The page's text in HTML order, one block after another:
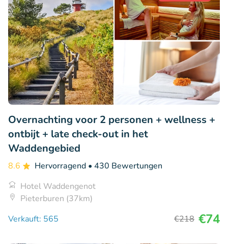
Overnachting voor 2 personen + wellness +
ontbijt + late check-out in het
Waddengebied
8.6 Hervorragend • 430 Bewertungen
Hotel Waddengenot
Pieterburen (37km)
Verkauft: 565
€218 €74